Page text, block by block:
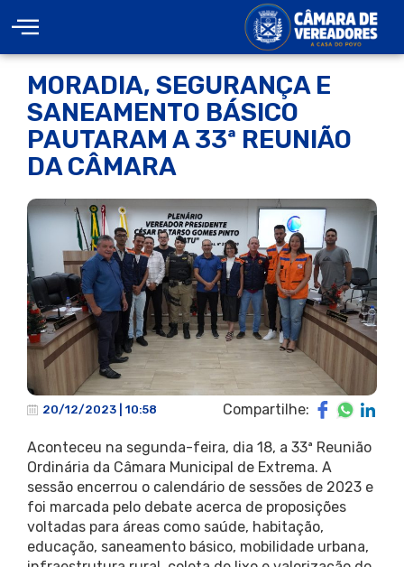
MORADIA, SEGURANÇA E
SANEAMENTO BÁSICO
PAUTARAM A 33ª REUNIÃO
DA CÂMARA
20/12/2023 | 10:58 Compartilhe:
Aconteceu na segunda-feira, dia 18, a 33ª Reunião
Ordinária da Câmara Municipal de Extrema. A
sessão encerrou o calendário de sessões de 2023 e
foi marcada pelo debate acerca de proposições
voltadas para áreas como saúde, habitação,
educação, saneamento básico, mobilidade urbana,